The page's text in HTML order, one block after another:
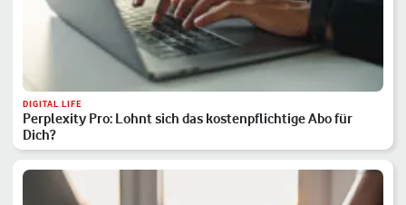
DIGITAL LIFE
Perplexity Pro: Lohnt sich das kostenpflichtige Abo für
Dich?